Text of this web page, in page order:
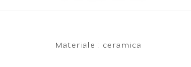
Materiale : ceramica